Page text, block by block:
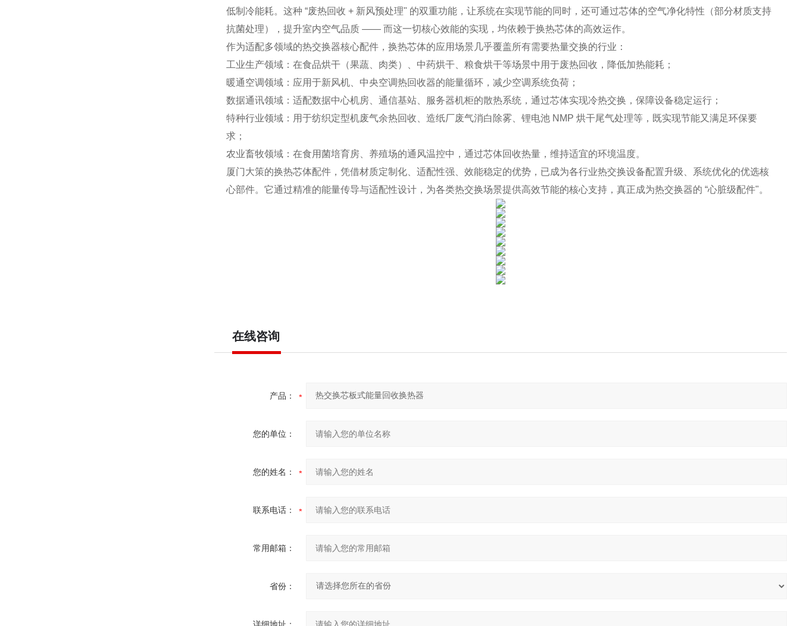
低制冷能耗。这种 “废热回收 + 新风预处理" 的双重功能，让系统在实现节能的同时，还可通过芯体的空气净化特性（部分材质支持
抗菌处理），提升室内空气品质 —— 而这一切核心效能的实现，均依赖于换热芯体的高效运作。
作为适配多领域的热交换器核心配件，换热芯体的应用场景几乎覆盖所有需要热量交换的行业：
工业生产领域：在食品烘干（果蔬、肉类）、中药烘干、粮食烘干等场景中用于废热回收，降低加热能耗；
暖通空调领域：应用于新风机、中央空调热回收器的能量循环，减少空调系统负荷；
数据通讯领域：适配数据中心机房、通信基站、服务器机柜的散热系统，通过芯体实现冷热交换，保障设备稳定运行；
特种行业领域：用于纺织定型机废气余热回收、造纸厂废气消白除雾、锂电池 NMP 烘干尾气处理等，既实现节能又满足环保要
求；
农业畜牧领域：在食用菌培育房、养殖场的通风温控中，通过芯体回收热量，维持适宜的环境温度。
厦门大策的换热芯体配件，凭借材质定制化、适配性强、效能稳定的优势，已成为各行业热交换设备配置升级、系统优化的优选核
心部件。它通过精准的能量传导与适配性设计，为各类热交换场景提供高效节能的核心支持，真正成为热交换器的 “心脏级配件"。
在线咨询
产品：
您的单位：
您的姓名：
联系电话：
常用邮箱：
省份：